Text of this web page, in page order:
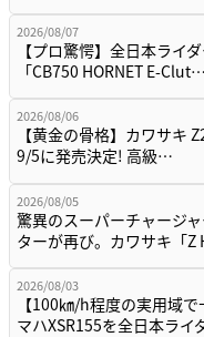
2026/08/07
【プロ驚愕】全日本ライ
「CB750 HORNET E-Clut…
2026/08/06
【黄金の骨格】カワサキ
9/5に発売決定! 高級…
2026/08/05
驚異のスーパーチャージ
ターが再び。カワサキ「
2026/08/03
【100㎞/h程度の実用域
マハXSR155を全日本ライ